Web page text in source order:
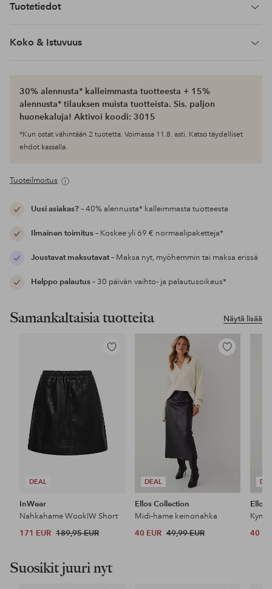
Tuotetiedot
Koko & Istuvuus
30% alennusta* kalleimmasta tuotteesta + 15%
alennusta* tilauksen muista tuotteista. Sis. paljon
huonekaluja! Aktivoi koodi: 3015
*Kun ostat vähintään 2 tuotetta. Voimassa 11.8. asti. Katso täydelliset
ehdot kassalla.
Tuoteilmoitus
Uusi asiakas?– 40% alennusta* kalleimmasta tuotteesta
Ilmainen toimitus– Koskee yli 69 € normaalipaketteja*
Joustavat maksutavat– Maksa nyt, myöhemmin tai maksa erissä
Helppo palautus– 30 päivän vaihto- ja palautusoikeus*
Näytä lisää
Samankaltaisia tuotteita
DEAL
Lisää
InWear
Nahkahame WookIW Short
171 EUR 189,95 EUR
DEAL
Lisää
Ellos Collection
Midi-hame keinonahka
40 EUR 49,99 EUR
Ellos
40
Suosikit juuri nyt